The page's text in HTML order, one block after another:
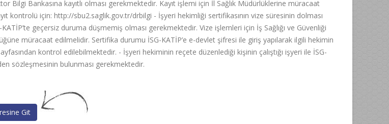
Bilgi Bankasına kayıtlı olması gerekmektedir. Kayıt işlemi için İl Sağlık Müdürlüklerine müracaat
kontrolü için: http://sbu2.saglik.gov.tr/drbilgi - İşyeri hekimliği sertifikasının vize süresinin dolması
geçersiz duruma düşmemiş olması gerekmektedir. Vize işlemleri için İş Sağlığı ve Güvenliği
müracaat edilmelidir. Sertifika durumu İSG-KATİP’e e-devlet şifresi ile giriş yapılarak ilgili hekimin
kontrol edilebilmektedir. - İşyeri hekiminin reçete düzenlediği kişinin çalıştığı işyeri ile İSG-
sözleşmesinin bulunması gerekmektedir.
Git